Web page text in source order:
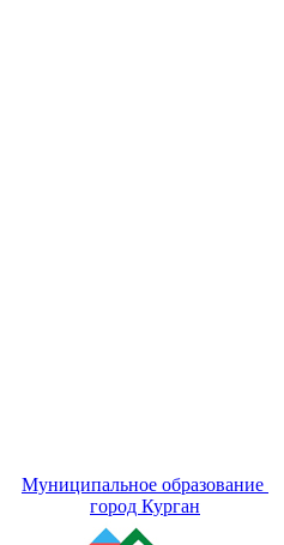
Муниципальное образование
город Курган